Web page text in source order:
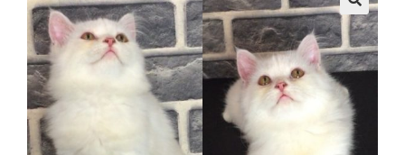
🔍